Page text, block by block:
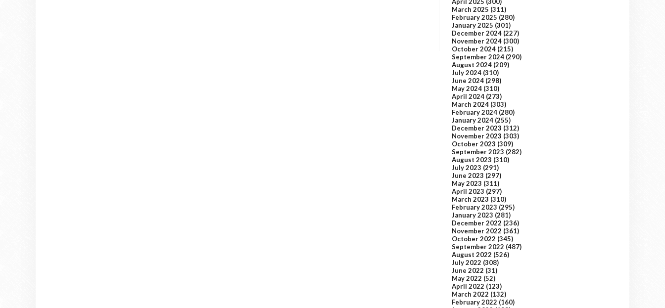
March 2025 (311)
February 2025 (280)
January 2025 (301)
December 2024 (227)
November 2024 (300)
October 2024 (215)
September 2024 (290)
August 2024 (209)
July 2024 (310)
June 2024 (298)
May 2024 (310)
April 2024 (273)
March 2024 (303)
February 2024 (280)
January 2024 (255)
December 2023 (312)
November 2023 (303)
October 2023 (309)
September 2023 (282)
August 2023 (310)
July 2023 (291)
June 2023 (297)
May 2023 (311)
April 2023 (297)
March 2023 (310)
February 2023 (295)
January 2023 (281)
December 2022 (236)
November 2022 (361)
October 2022 (345)
September 2022 (487)
August 2022 (526)
July 2022 (308)
June 2022 (31)
May 2022 (52)
April 2022 (123)
March 2022 (132)
February 2022 (160)